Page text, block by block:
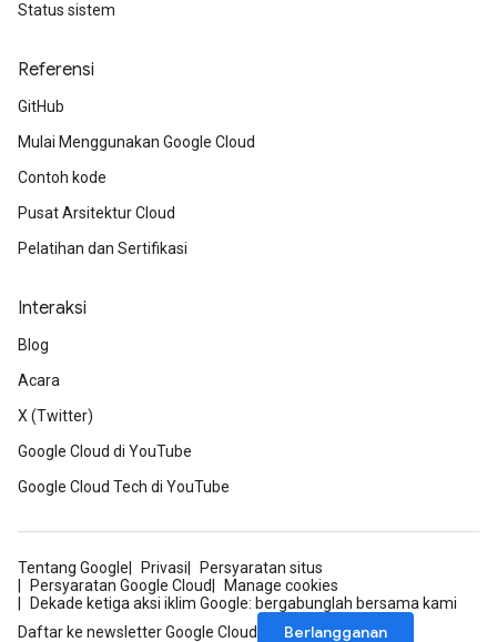
Status sistem
Referensi
GitHub
Mulai Menggunakan Google Cloud
Contoh kode
Pusat Arsitektur Cloud
Pelatihan dan Sertifikasi
Interaksi
Blog
Acara
X (Twitter)
Google Cloud di YouTube
Google Cloud Tech di YouTube
Tentang Google Privasi
Persyaratan situs
Persyaratan Google Cloud
Manage cookies
Dekade ketiga aksi iklim Google: bergabunglah bersama kami
Daftar ke newsletter Google Cloud
Berlangganan